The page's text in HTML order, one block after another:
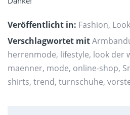
Veröffentlicht in: Fashion,
Verschlagwortet mit
herrenmode, lifestyle, look der
maenner, mode, online-shop,
shirts, trend, turnschuhe,